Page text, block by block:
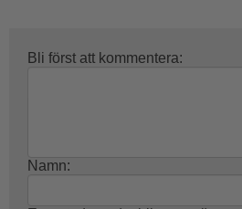
Bli först att kommentera:
Namn: